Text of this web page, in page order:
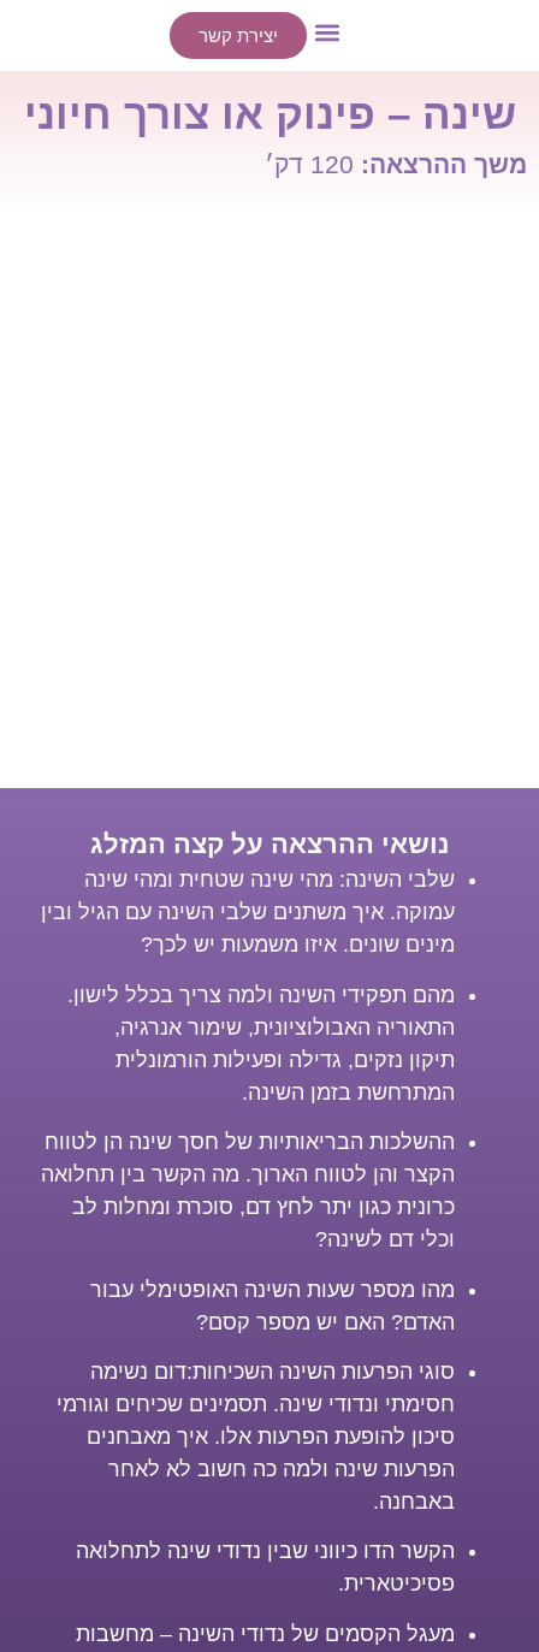
יצירת קשר
שינה – פינוק או צורך חיוני
משך ההרצאה:
נושאי ההרצאה על קצה המזלג
שלבי השינה: מהי שינה שטחית ומהי שינה
עמוקה. איך משתנים שלבי השינה עם הגיל ובין
מינים שונים. איזו משמעות יש לכך?
מהם תפקידי השינה ולמה צריך בכלל לישון.
התאוריה האבולוציונית, שימור אנרגיה,
תיקון נזקים, גדילה ופעילות הורמונלית
המתרחשת בזמן השינה.
ההשלכות הבריאותיות של חסך שינה הן לטווח
הקצר והן לטווח הארוך. מה הקשר בין תחלואה
כרונית כגון יתר לחץ דם, סוכרת ומחלות לב
וכלי דם לשינה?
מהו מספר שעות השינה האופטימלי עבור
האדם? האם יש מספר קסם?
סוגי הפרעות השינה השכיחות:דום נשימה
חסימתי ונדודי שינה. תסמינים שכיחים וגורמי
סיכון להופעת הפרעות אלו. איך מאבחנים
הפרעות שינה ולמה כה חשוב לא לאחר
באבחנה.
הקשר הדו כיווני שבין נדודי שינה לתחלואה
פסיכיטארית.
מעגל הקסמים של נדודי השינה – מחשבות